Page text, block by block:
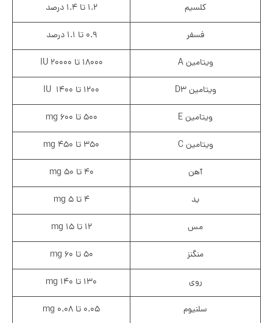
کلسیم ۱.۲ تا ۱.۴ درصد
فسفر ۰.۹ تا ۱.۱ درصد
ویتامین A ۱۸۰۰۰ تا ۲۰۰۰۰ IU
ویتامین D۳ ۱۲۰۰ تا ۱۴۰۰ IU
ویتامین E ۵۰۰ تا ۶۰۰ mg
ویتامین C ۳۵۰ تا ۴۵۰ mg
آهن ۴۰ تا ۵۰ mg
ید ۴ تا ۵ mg
مس ۱۲ تا ۱۵ mg
منگنز ۵۰ تا ۶۰ mg
روی ۱۳۰ تا ۱۴۰ mg
سلنیوم ۰.۰۵ تا ۰.۰۸ mg